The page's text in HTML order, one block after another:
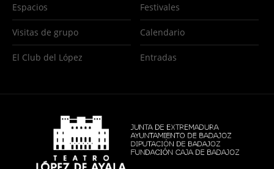
Espacios
Visitas de grupo
El Club del López
Festivales
Calendario
Entradas